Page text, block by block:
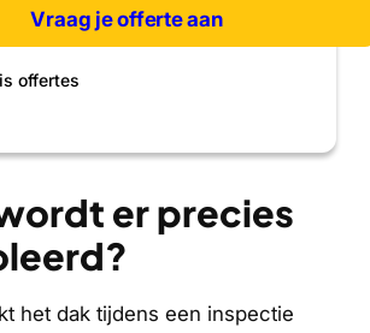
Vraag je offerte aan
offertes
er precies
het dak tijdens een inspectie